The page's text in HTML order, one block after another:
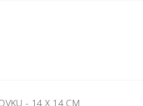
- 14 X 14 CM